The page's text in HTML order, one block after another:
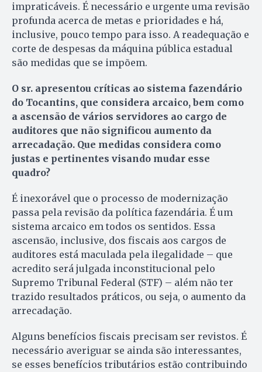
impraticáveis. É necessário e urgente uma revisão
profunda acerca de metas e prioridades e há,
inclusive, pouco tempo para isso. A readequação e
corte de despesas da máquina pública estadual
são medidas que se impõem.
O sr. apresentou críticas ao sistema fazendário
do Tocantins, que considera arcaico, bem como
a ascensão de vários servidores ao cargo de
auditores que não significou aumento da
arrecadação. Que medidas considera como
justas e pertinentes visando mudar esse
quadro?
É inexorável que o processo de modernização
passa pela revisão da política fazendária. É um
sistema arcaico em todos os sentidos. Essa
ascensão, inclusive, dos fiscais aos cargos de
auditores está maculada pela ilegalidade – que
acredito será julgada inconstitucional pelo
Supremo Tribunal Federal (STF) – além não ter
trazido resultados práticos, ou seja, o aumento da
arrecadação.
Alguns benefícios fiscais precisam ser revistos. É
necessário averiguar se ainda são interessantes,
se esses benefícios tributários estão contribuindo